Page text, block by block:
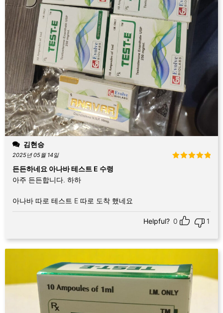
김현승
2025년 05월 14일
든든하네요 아나바 테스트 E 수령
아주 든든합니다. 하하
아나바 따로 테스트 E 따로 도착 했네요
Helpful? 0 1